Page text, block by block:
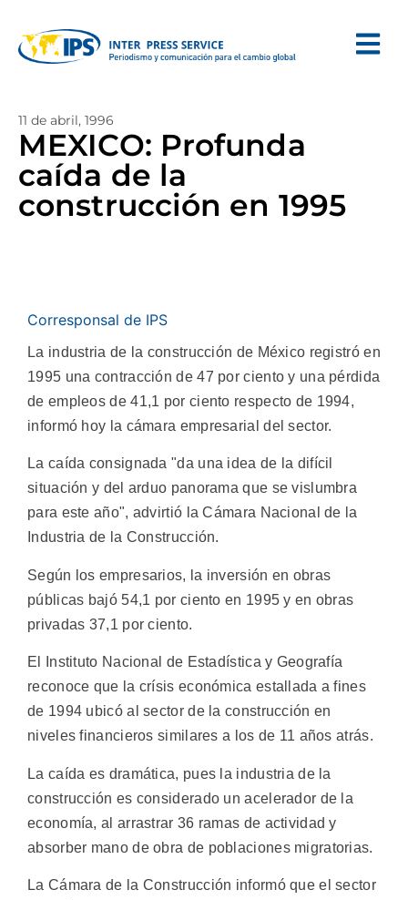
11 de abril, 1996
MEXICO: Profunda
caída de la
construcción en 1995
Corresponsal de IPS
La industria de la construcción de México registró en
1995 una contracción de 47 por ciento y una pérdida
de empleos de 41,1 por ciento respecto de 1994,
informó hoy la cámara empresarial del sector.
La caída consignada "da una idea de la difícil
situación y del arduo panorama que se vislumbra
para este año", advirtió la Cámara Nacional de la
Industria de la Construcción.
Según los empresarios, la inversión en obras
públicas bajó 54,1 por ciento en 1995 y en obras
privadas 37,1 por ciento.
El Instituto Nacional de Estadística y Geografía
reconoce que la crísis económica estallada a fines
de 1994 ubicó al sector de la construcción en
niveles financieros similares a los de 11 años atrás.
La caída es dramática, pues la industria de la
construcción es considerado un acelerador de la
economía, al arrastrar 36 ramas de actividad y
absorber mano de obra de poblaciones migratorias.
La Cámara de la Construcción informó que el sector